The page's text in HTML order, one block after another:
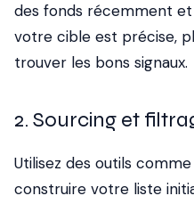
des fonds récemment et
votre cible est précise,
trouver les bons signaux.
2. Sourcing et
Utilisez des outils
construire votre liste